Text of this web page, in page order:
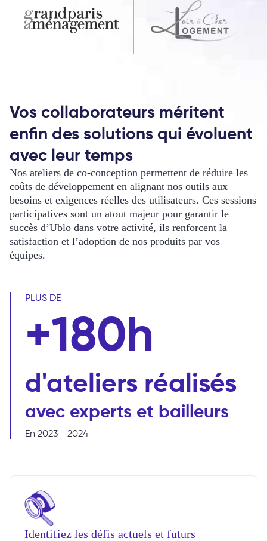
Vos collaborateurs méritent
enfin des solutions qui évoluent
avec leur temps
Nos ateliers de co-conception permettent de réduire les
coûts de développement en alignant nos outils aux
besoins et exigences réelles des utilisateurs. Ces sessions
participatives sont un atout majeur pour garantir le
succès d’Ublo dans votre activité, ils renforcent la
satisfaction et l’adoption de nos produits par vos
équipes.
PLUS DE
+180h
d'ateliers réalisés
avec experts et bailleurs
En 2023 - 2024
Identifiez les défis actuels et futurs